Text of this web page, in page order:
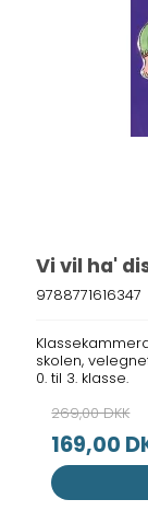
Vi vil ha'
9788771616347
skolen,
0. til 3. klasse.
269,00 DKK
169,00